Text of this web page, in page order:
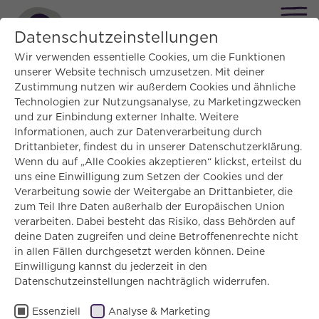
KATEGORIEN
Linda von Glahn
Referentin Bildungsprogramme
13.05.25
Teilen:
Datenschutzeinstellungen
Wir verwenden essentielle Cookies, um die Funktionen
unserer Website technisch umzusetzen. Mit deiner
Zustimmung nutzen wir außerdem Cookies und ähnliche
Technologien zur Nutzungsanalyse, zu Marketingzwecken
und zur Einbindung externer Inhalte. Weitere
Informationen, auch zur Datenverarbeitung durch
Drittanbieter, findest du in unserer Datenschutzerklärung.
Wenn du auf „Alle Cookies akzeptieren“ klickst, erteilst du
uns eine Einwilligung zum Setzen der Cookies und der
Verarbeitung sowie der Weitergabe an Drittanbieter, die
zum Teil Ihre Daten außerhalb der Europäischen Union
verarbeiten. Dabei besteht das Risiko, dass Behörden auf
deine Daten zugreifen und deine Betroffenenrechte nicht
in allen Fällen durchgesetzt werden können. Deine
Einwilligung kannst du jederzeit in den
Datenschutzeinstellungen nachträglich widerrufen.
Essenziell Analyse & Marketing